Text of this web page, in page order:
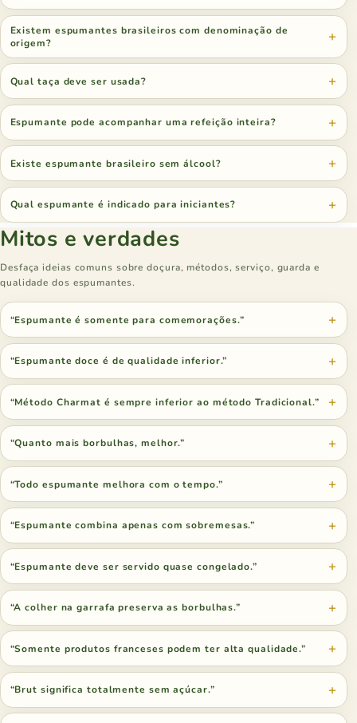
Existem espumantes brasileiros com denominação de
origem?
Qual taça deve ser usada?
Espumante pode acompanhar uma refeição inteira?
Existe espumante brasileiro sem álcool?
Qual espumante é indicado para iniciantes?
Mitos e verdades
Desfaça ideias comuns sobre doçura, métodos, serviço, guarda e
qualidade dos espumantes.
“Espumante é somente para comemorações.”
“Espumante doce é de qualidade inferior.”
“Método Charmat é sempre inferior ao método Tradicional.”
“Quanto mais borbulhas, melhor.”
“Todo espumante melhora com o tempo.”
“Espumante combina apenas com sobremesas.”
“Espumante deve ser servido quase congelado.”
“A colher na garrafa preserva as borbulhas.”
“Somente produtos franceses podem ter alta qualidade.”
“Brut significa totalmente sem açúcar.”